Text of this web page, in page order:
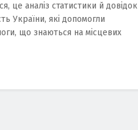
це аналіз статистики й довідок
України, які допомогли
що знаються на місцевих